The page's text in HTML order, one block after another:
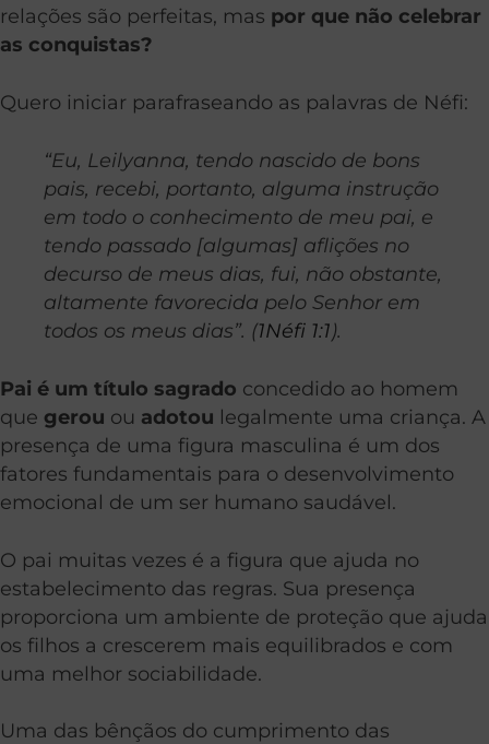
relações são perfeitas, mas por que não celebrar
as conquistas?
Quero iniciar parafraseando as palavras de Néfi:
“Eu, Leilyanna, tendo nascido de bons
pais, recebi, portanto, alguma instrução
em todo o conhecimento de meu pai, e
tendo passado [algumas] aflições no
decurso de meus dias, fui, não obstante,
altamente favorecida pelo Senhor em
todos os meus dias”. (1Néfi 1:1).
Pai é um título sagrado concedido ao homem
que gerou ou adotou legalmente uma criança. A
presença de uma figura masculina é um dos
fatores fundamentais para o desenvolvimento
emocional de um ser humano saudável.
O pai muitas vezes é a figura que ajuda no
estabelecimento das regras. Sua presença
proporciona um ambiente de proteção que ajuda
os filhos a crescerem mais equilibrados e com
uma melhor sociabilidade.
Uma das bênçãos do cumprimento das